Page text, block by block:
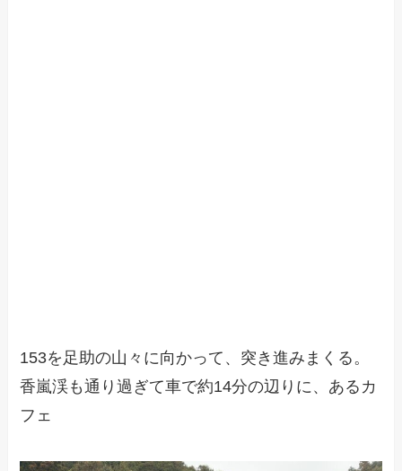
153を足助の山々に向かって、突き進みまくる。
香嵐渓も通り過ぎて車で約14分の辺りに、あるカ
フェ